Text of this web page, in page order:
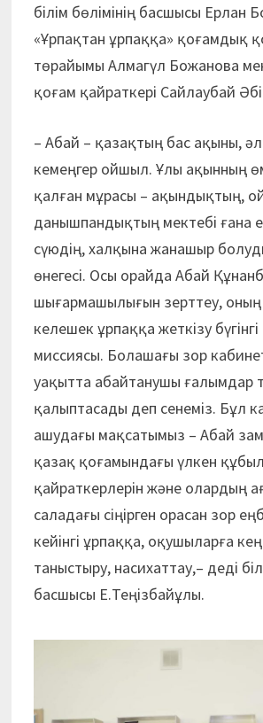
білім бөлімінің басшысы Ерлан
«Ұрпақтан ұрпаққа» қоғамдық
төрайымы Алмагүл Божанова
қоғам қайраткері Сайлаубай
– Абай – қазақтың бас ақыны,
кемеңгер ойшыл. Ұлы ақынның
қалған мұрасы – ақындықтың,
данышпандықтың мектебi ғана
сүюдiң, халқына жанашыр
өнегесi. Осы орайда Абай
шығармашылығын зерттеу,
келешек ұрпаққа жеткізу
миссиясы. Болашағы зор
уақытта абайтанушы ғалымдар
қалыптасады деп сенеміз. Бұл
ашудағы мақсатымыз – Абай
қазақ қоғамындағы үлкен
қайраткерлерін және олардың
саладағы сіңірген орасан зор
кейінгі ұрпаққа, оқушыларға
таныстыру, насихаттау,– деді
басшысы Е.Теңізбайұлы.